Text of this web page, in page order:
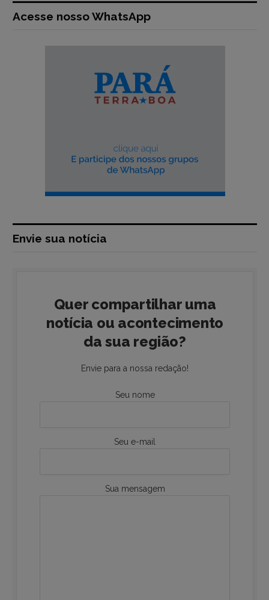
Acesse nosso WhatsApp
Envie sua notícia
Quer compartilhar uma
notícia ou acontecimento
da sua região?
Envie para a nossa redação!
Seu nome
Seu e-mail
Sua mensagem